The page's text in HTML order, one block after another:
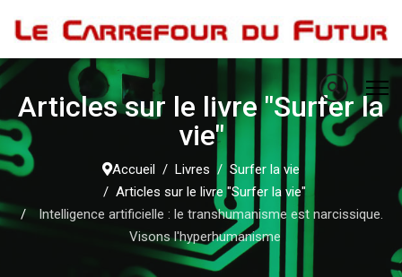
Articles sur le livre "Surfer la
vie"
Accueil Livres
Surfer la vie
Articles sur le livre "Surfer la vie"
Intelligence artificielle : le transhumanisme est narcissique.
Visons l'hyperhumanisme